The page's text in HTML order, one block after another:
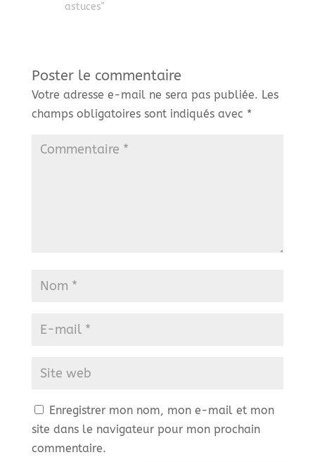
astuces"
Poster le commentaire
Votre adresse e-mail ne sera pas publiée. Les
champs obligatoires sont indiqués avec *
Enregistrer mon nom, mon e-mail et mon
site dans le navigateur pour mon prochain
commentaire.